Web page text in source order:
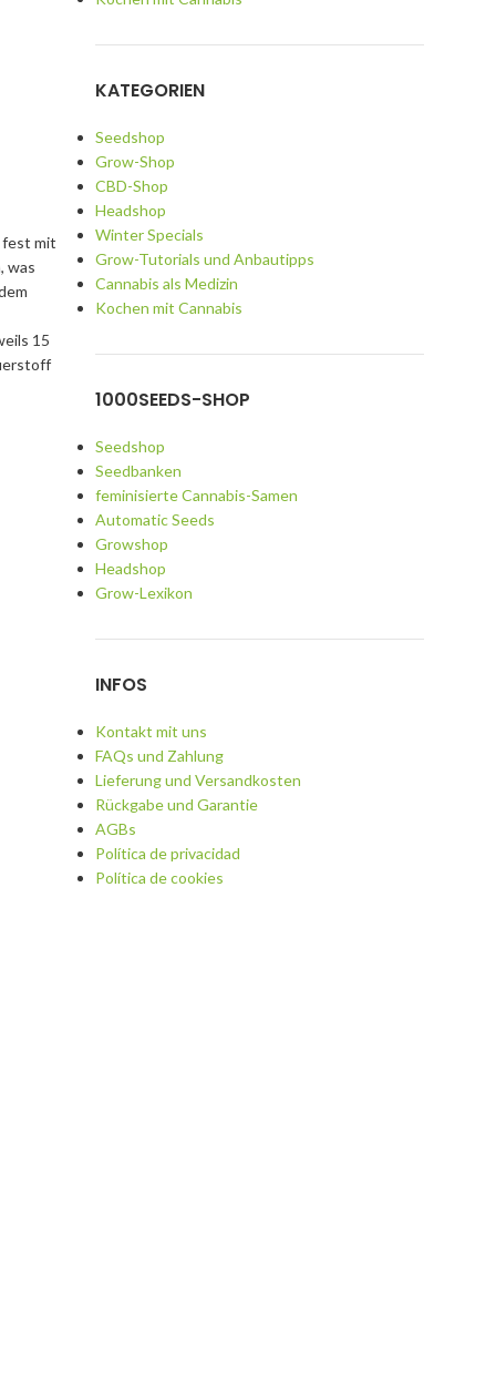
fest mit
was
15
KATEGORIEN
Seedshop
Grow-Shop
CBD-Shop
Headshop
Winter Specials
Grow-Tutorials und Anbautipps
Cannabis als Medizin
Kochen mit Cannabis
1000SEEDS-SHOP
Seedshop
Seedbanken
feminisierte Cannabis-Samen
Automatic Seeds
Growshop
Headshop
Grow-Lexikon
INFOS
Kontakt mit uns
FAQs und Zahlung
Lieferung und Versandkosten
Rückgabe und Garantie
AGBs
Política de privacidad
Política de cookies